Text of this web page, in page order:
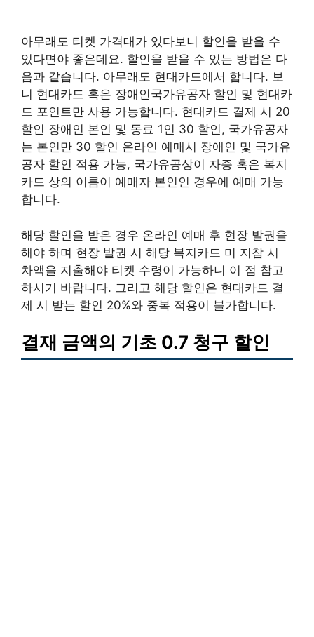
아무래도 티켓 가격대가 있다보니 할인을 받을 수
있다면야 좋은데요. 할인을 받을 수 있는 방법은 다
음과 같습니다. 아무래도 현대카드에서 합니다. 보
니 현대카드 혹은 장애인국가유공자 할인 및 현대카
드 포인트만 사용 가능합니다. 현대카드 결제 시 20
할인 장애인 본인 및 동료 1인 30 할인, 국가유공자
는 본인만 30 할인 온라인 예매시 장애인 및 국가유
공자 할인 적용 가능, 국가유공상이 자증 혹은 복지
카드 상의 이름이 예매자 본인인 경우에 예매 가능
합니다.
해당 할인을 받은 경우 온라인 예매 후 현장 발권을
해야 하며 현장 발권 시 해당 복지카드 미 지참 시
차액을 지출해야 티켓 수령이 가능하니 이 점 참고
하시기 바랍니다. 그리고 해당 할인은 현대카드 결
제 시 받는 할인 20%와 중복 적용이 불가합니다.
결재 금액의 기초 0.7 청구 할인